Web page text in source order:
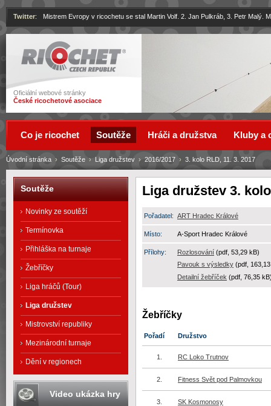
Ricochet
Oficiální webové stránky
České ricochetové asociace
Twitter: Mistrem Evropy v ricochetu se stal Martin Volf. 2. Jan Pulkráb, 3. Petr Malý.
Liga družstev 3.
Pořadatel: ART Hradec Králové
Místo: A-Sport Hradec Králové
Přílohy: Rozlosování (pdf, 53,29 kB)
Pavouk s výsledky (pdf,
Detailní žebříček (pdf, 76,35
Žebříčky
Pořadí Družstvo
1. RC Loko Trutnov
2. Fitness Svět pod Palmovkou
3. SK Kosmonosy
Úvodní stránka › Soutěže › Liga družstev › 2016/2017 › 3. kolo RLD, 11. 3. 2017
Co je ricochet Soutěže Hráči a družstva Kluby a
Soutěže
Novinky ze soutěží
Termínovka
Přihláška na turnaje
Žebříčky
Liga hráčů (Tour)
Liga družstev
Mistrovství republiky
Mezinárodní turnaje
Dění v regionech
Video ukázka hry